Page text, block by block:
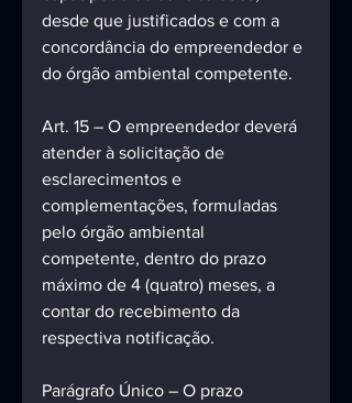
desde que justificados e com a
concordância do empreendedor e
do órgão ambiental competente.
Art. 15 – O empreendedor deverá
atender à solicitação de
esclarecimentos e
complementações, formuladas
pelo órgão ambiental
competente, dentro do prazo
máximo de 4 (quatro) meses, a
contar do recebimento da
respectiva notificação.
Parágrafo Único – O prazo